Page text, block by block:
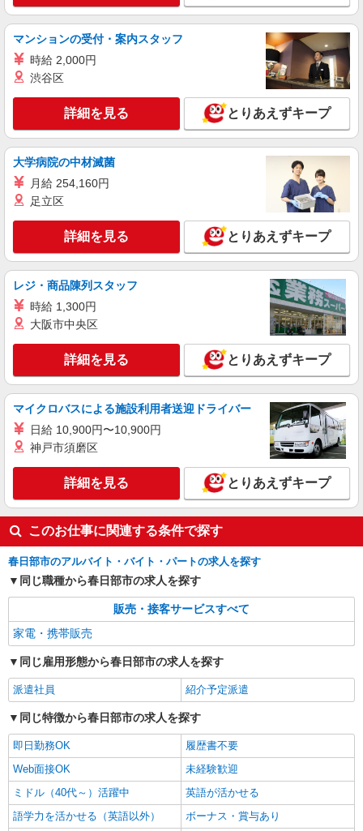
派遣社員
株式会社日本パーソナルビジネス 首都圏支社（T12_232）
≪携帯販売｜ドコモショップ春日部店≫
時給1530円 ◆交通費別途規定支給
キープ 詳細を見る
マンションの受付・案内スタッフ
時給 2,000円
渋谷区
詳細を見る とりあえずキープ
大学病院の中材滅菌
月給 254,160円
足立区
詳細を見る とりあえずキープ
レジ・商品陳列スタッフ
時給 1,300円
大阪市中央区
詳細を見る とりあえずキープ
マイクロバスによる施設利用者送迎ドライバー
日給 10,900円〜10,900円
神戸市須磨区
詳細を見る とりあえずキープ
このお仕事に関連する条件で探す
春日部市のアルバイト・バイト・パートの求人を探す
同じ職種から春日部市の求人を探す
販売・接客サービスすべて
家電・携帯販売
同じ雇用形態から春日部市の求人を探す
派遣社員 紹介予定派遣
同じ特徴から春日部市の求人を探す
即日勤務OK
履歴書不要
Web面接OK
未経験歓迎
ミドル（40代～）活躍中
英語が活かせる
語学力を活かせる（英語以外）
ボーナス・賞与あり